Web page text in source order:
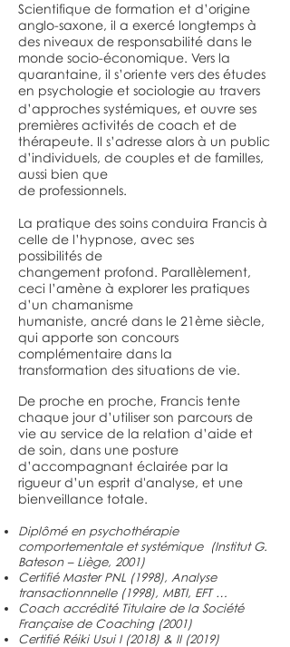
Scientifique de formation et d’origine
anglo-saxone, il a exercé longtemps à
des niveaux de responsabilité dans le
monde socio-économique. Vers la
quarantaine, il s’oriente vers des études
en psychologie et sociologie au travers
d’approches systémiques, et ouvre ses
premières activités de coach et de
thérapeute. Il s’adresse alors à un public
d’individuels, de couples et de familles,
aussi bien que
de professionnels.
La pratique des soins conduira Francis à
celle de l’hypnose, avec ses
possibilités de
changement profond. Parallèlement,
ceci l’amène à explorer les pratiques
d’un chamanisme
humaniste, ancré dans le 21ème siècle,
qui apporte son concours
complémentaire dans la
transformation des situations de vie.
De proche en proche, Francis tente
chaque jour d’utiliser son parcours de
vie au service de la relation d’aide et
de soin, dans une posture
d’accompagnant éclairée par la
rigueur d’un esprit d'analyse, et une
bienveillance totale.
Diplômé en psychothérapie
comportementale et systémique (Institut G.
Bateson – Liège, 2001)
Certifié Master PNL (1998), Analyse
transactionnnelle (1998), MBTI, EFT …
Coach accrédité Titulaire de la Société
Française de Coaching (2001)
Certifié Réiki Usui I (2018) & II (2019)